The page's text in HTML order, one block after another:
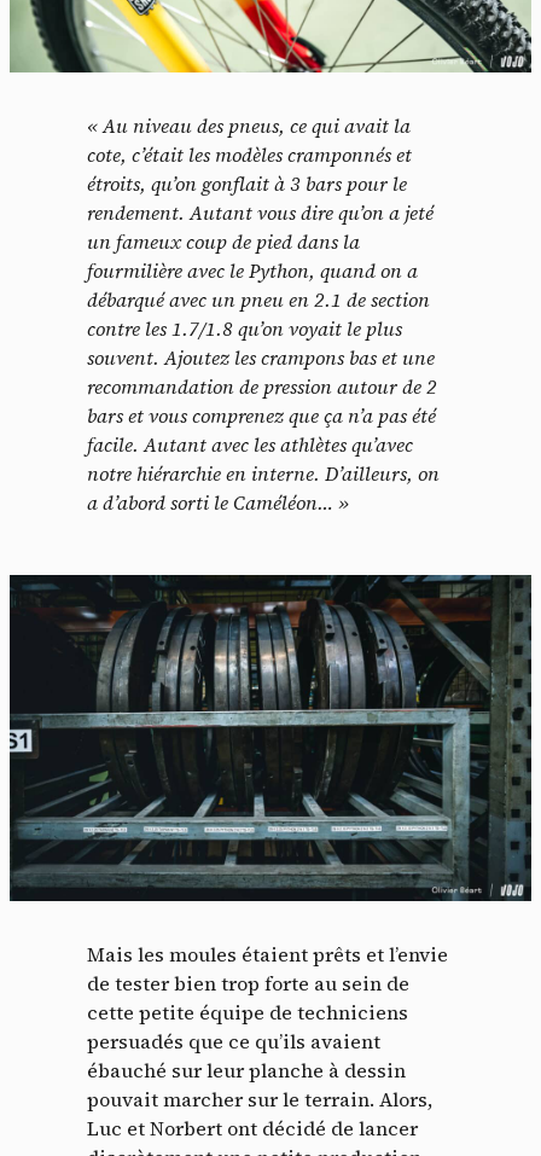
« Au niveau des pneus, ce qui avait la
cote, c’était les modèles cramponnés et
étroits, qu’on gonflait à 3 bars pour le
rendement. Autant vous dire qu’on a jeté
un fameux coup de pied dans la
fourmilière avec le Python, quand on a
débarqué avec un pneu en 2.1 de section
contre les 1.7/1.8 qu’on voyait le plus
souvent. Ajoutez les crampons bas et une
recommandation de pression autour de 2
bars et vous comprenez que ça n’a pas été
facile. Autant avec les athlètes qu’avec
notre hiérarchie en interne. D’ailleurs, on
a d’abord sorti le Caméléon… »
Mais les moules étaient prêts et l’envie
de tester bien trop forte au sein de
cette petite équipe de techniciens
persuadés que ce qu’ils avaient
ébauché sur leur planche à dessin
pouvait marcher sur le terrain. Alors,
Luc et Norbert ont décidé de lancer